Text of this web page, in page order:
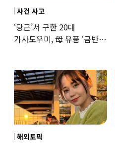
사건 사고
‘당근’서 구한 20대
가사도우미, 母 유품 ‘금반지
해외토픽